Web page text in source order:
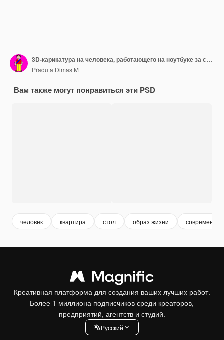
3D-карикатура на человека, работающего на ноутбуке за столом
Praduta Dimas M
Вам также могут понравиться эти PSD
человек квартира стол образ жизни
Креативная платформа для создания ваших лучших работ.
Более 1 миллиона подписчиков среди креаторов,
предприятий, агентств и студий.
Pусский